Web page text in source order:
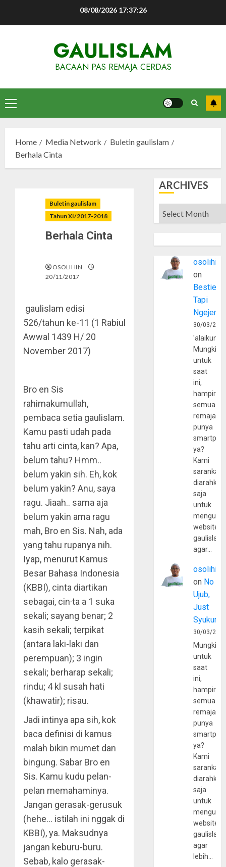
08/08/2026 17:37:27
GAULISLAM
BACAAN PAS REMAJA CERDAS
Primary
Menu
Home Media Network
Buletin gaulislam
Berhala Cinta
Buletin gaulislam
Tahun XI/2017-2018
Berhala Cinta
OSOLIHIN
20/11/2017
gaulislam edisi
526/tahun ke-11 (1 Rabiul
Awwal 1439 H/ 20
November 2017)
Bro en Sis
rahimakumullah,
pembaca setia gaulislam.
Kamu pasti udah pada
tahu arti cinta, kan? Apa,
belum tahu? Hmm..
belum yakin sih. Eh, kok
belum yakin? Anu, saya
ragu. Jiaah.. sama aja
belum yakin ama ragu
mah, Bro en Sis. Nah, ada
yang tahu rupanya nih.
Iyap, menurut Kamus
Besar Bahasa Indonesia
(KBBI), cinta diartikan
sebagai, cin·ta a 1 suka
sekali; sayang benar; 2
kasih sekali; terpikat
(antara laki-laki dan
perempuan); 3 ingin
sekali; berharap sekali;
rindu; 4 kl susah hati
(khawatir); risau.
Jadi intinya apa sih, kok
baca definisi di kamus
malah bikin mumet dan
bingung. Sabar Bro en
Sis. Kamu kudu pelan-
pelan memahaminya.
Jangan gerasak-gerusuk
(hehe… istilah ini nggak di
KBBI), ya. Maksudnya
jangan keburu-buru.
Sebab, kalo gerasak-
ARCHIVES
Archives
osolihin
on
Bestie
Tapi
30/03/
Mungkin
untuk
saat
ini,
hampir
semua
remaja
punya
ya?
Kami
sarankan,
diarahkan
saja
untuk
website
agar…
osolihin
on No
Ujub,
Just
Syukur
30/03/
Mungkin
untuk
saat
ini,
hampir
semua
remaja
punya
ya?
Kami
sarankan,
diarahkan
saja
untuk
website
agar
lebih…